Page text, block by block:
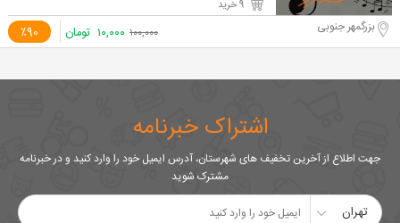
٪90 بزرگمهر جنوبی ۱۰۰,۰۰۰ ۱۰,۰۰۰ تومان
اشتراک خبرنامه
جهت اطلاع از آخرین تخفیف های شهرستان، آدرس ایمیل خود را وارد کنید و در خبرنامه
مشترک شوید
تهران